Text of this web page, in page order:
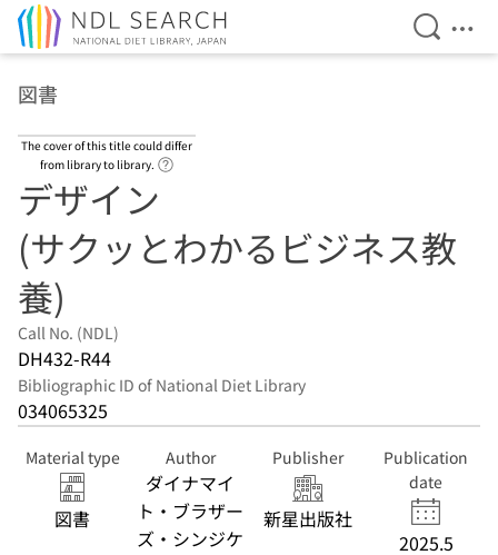
Open
図書
The cover of this title could differ
from library to library.
デザイン
(サクッとわかるビジネス教
養)
Call No. (NDL)
DH432-R44
Bibliographic ID of National Diet Library
034065325
Material type
図書
Author
ダイナマイ
ト・ブラザー
ズ・シンジケ
Publisher
新星出版社
Publication
date
2025.5